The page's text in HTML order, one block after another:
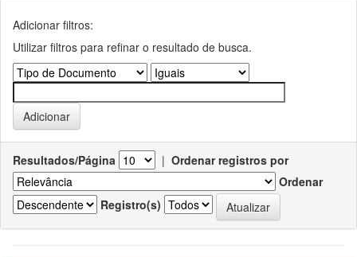
Adicionar filtros:
Utilizar filtros para refinar o resultado de busca.
Resultados/Página | Ordenar registros por
Ordenar
Registro(s)